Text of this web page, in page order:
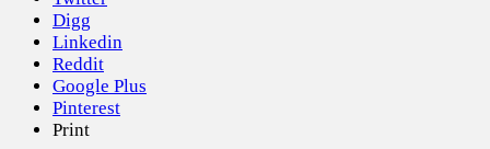
Digg
Linkedin
Reddit
Google Plus
Pinterest
Print